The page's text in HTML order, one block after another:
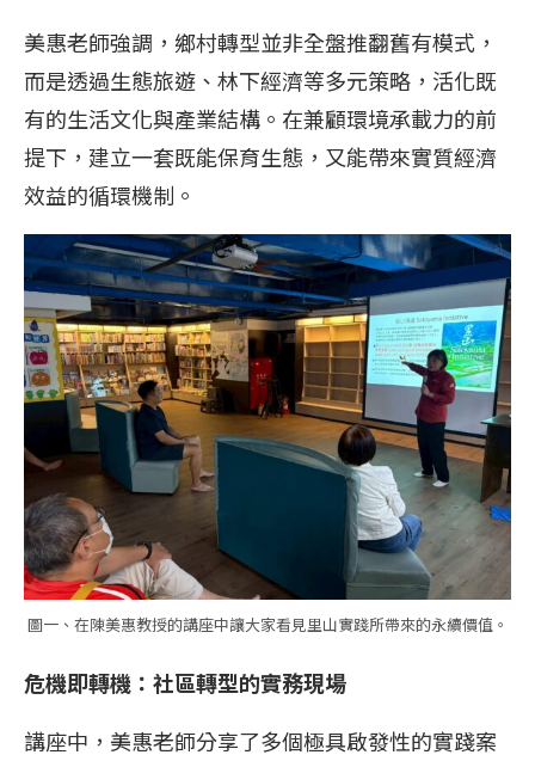
美惠老師強調，鄉村轉型並非全盤推翻舊有模式，
而是透過生態旅遊、林下經濟等多元策略，活化既
有的生活文化與產業結構。在兼顧環境承載力的前
提下，建立一套既能保育生態，又能帶來實質經濟
效益的循環機制。
圖一、在陳美惠教授的講座中讓大家看見里山實踐所帶來的永續價值。
危機即轉機：社區轉型的實務現場
講座中，美惠老師分享了多個極具啟發性的實踐案